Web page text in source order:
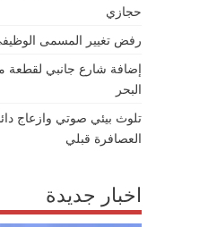
حجازي
رفض تغيير المسمى
إضافة شارع جانبي لقطعة
البحر
تلوث بيئي صوتي وازعاج
العصافرة قبلي
اخبار جديدة